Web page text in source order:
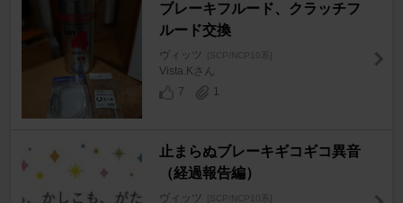
ブレーキフルード、クラッチフ
ルード交換
ヴィッツ [SCP/NCP10系]
Vista.Kさん
7
1
止まらぬブレーキギコギコ異音
（経過報告編）
ヴィッツ [SCP/NCP10系]